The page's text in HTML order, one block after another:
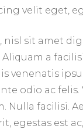
velit eget,
nisl sit amet
a
venenatis
odio ac felis.
facilisi.
egestas est